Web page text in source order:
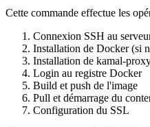
Cette commande effectue les
Connexion SSH au
Installation de Docker (si
Installation de kamal-
Login au registre Docker
Build et push de l'image
Pull et démarrage du
Configuration du SSL